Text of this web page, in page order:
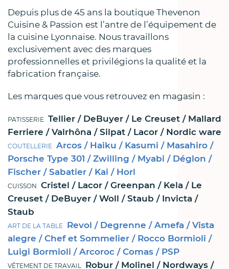
Depuis plus de 45 ans la boutique Thevenon
Cuisine & Passion est l’antre de l’équipement de
la cuisine Lyonnaise. Nous travaillons
exclusivement avec des marques
professionnelles et privilégions la qualité et la
fabrication française.
Les marques que vous retrouvez en magasin :
PATISSERIE Tellier / DeBuyer / Le Creuset / Mallard
Ferriere / Valrhôna / Silpat / Lacor / Nordic ware
COUTELLERIE Arcos / Haiku / Kasumi / Masahiro /
Porsche Type 301 / Zwilling / Myabi / Déglon /
Fischer / Sabatier / Kai / Horl
CUISSON Cristel / Lacor / Greenpan / Kela / Le
Creuset / DeBuyer / Woll / Staub / Invicta /
Staub
ART DE LA TABLE Revol / Degrenne / Amefa / Vista
alegre / Chef et Sommelier / Rocco Bormioli /
Luigi Bormioli / Arcoroc / Comas / PSP
VÊTEMENT DE TRAVAIL Robur / Molinel / Nordways /